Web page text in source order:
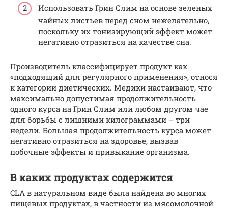
Использовать Грин Слим на основе зеленых
чайных листьев перед сном нежелательно,
поскольку их тонизирующий эффект может
негативно отразиться на качестве сна.
Производитель классифицирует продукт как
«подходящий для регулярного применения», относя
к категории диетических. Медики настаивают, что
максимально допустимая продолжительность
одного курса на Грин Слим или любом другом чае
для борьбы с лишними килограммами – три
недели. Большая продолжительность курса может
негативно отразиться на здоровье, вызвав
побочные эффекты и привыкание организма.
В каких продуктах содержится
CLA в натуральном виде была найдена во многих
пищевых продуктах, в частности из мясомолочной